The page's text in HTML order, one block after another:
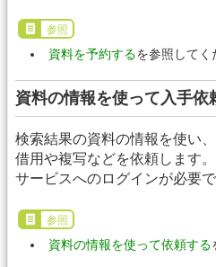
参照
資料を予約するを参照してく
資料の情報を使って入手依
検索結果の資料の情報を使い
借用や複写などを依頼します。
サービスへのログインが必要で
参照
資料の情報を使って依頼する